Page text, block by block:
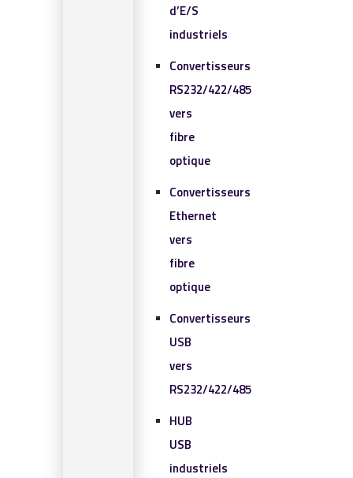
d’E/S
industriels
Convertisseurs
RS232/422/485
vers
fibre
optique
Convertisseurs
Ethernet
vers
fibre
optique
Convertisseurs
USB
vers
RS232/422/485
HUB
USB
industriels